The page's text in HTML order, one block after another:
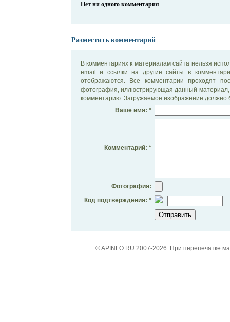
Нет ни одного комментария
Разместить комментарий
В комментариях к материалам сайта нельзя
email и ссылки на другие сайты в
отображаются. Все комментарии проходят
фотография, иллюстрирующая данный материал,
комментарию. Загружаемое изображение должно
Ваше имя: *
Комментарий: *
Фотография:
Код подтверждения: *
© APINFO.RU 2007-2026. При перепечатке